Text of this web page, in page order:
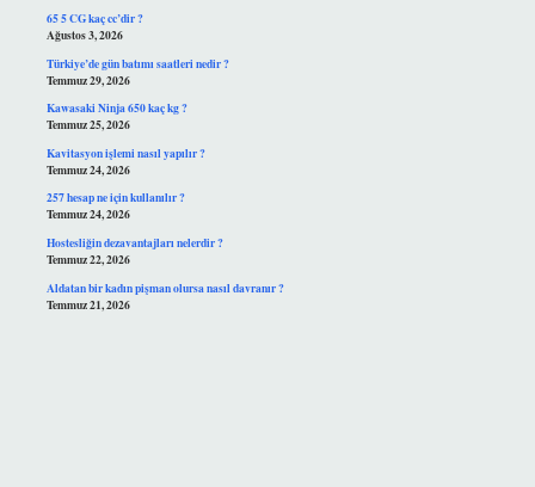
65 5 CG kaç cc’dir ?
Ağustos 3, 2026
Türkiye’de gün batımı saatleri nedir ?
Temmuz 29, 2026
Kawasaki Ninja 650 kaç kg ?
Temmuz 25, 2026
Kavitasyon işlemi nasıl yapılır ?
Temmuz 24, 2026
257 hesap ne için kullanılır ?
Temmuz 24, 2026
Hostesliğin dezavantajları nelerdir ?
Temmuz 22, 2026
Aldatan bir kadın pişman olursa nasıl davranır ?
Temmuz 21, 2026